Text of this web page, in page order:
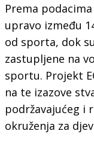
Prema
upravo između
od sporta, dok
zastupljene na
sportu. Projekt
na te izazove
podržavajućeg i
okruženja za